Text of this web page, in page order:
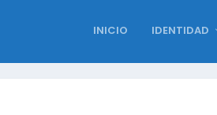
INICIO IDENTIDAD